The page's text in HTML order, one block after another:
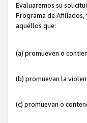
Evaluaremos su
Programa de Afiliados,
aquéllos que:
(a) promueven o
(b) promuevan la
(c) promuevan o